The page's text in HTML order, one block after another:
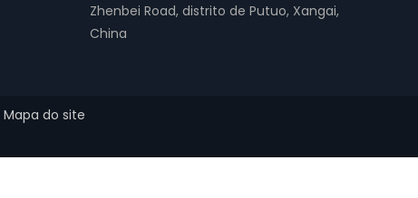
Zhenbei Road, distrito de Putuo, Xangai,
China
Mapa do site